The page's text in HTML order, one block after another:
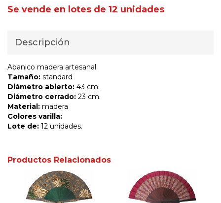
Se vende en lotes de 12 unidades
Descripción
Abanico madera artesanal
Tamaño: standard
Diámetro abierto: 43 cm.
Diámetro cerrado: 23 cm.
Material: madera
Colores varilla:
Lote de: 12 unidades.
Productos Relacionados